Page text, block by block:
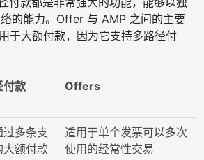
的能力。Offer 与 AMP 之间的主要
于大额付款，因为它支持多路径付
付款
Offers
多条支
额付款
适用于单个发票可以多次
使用的经常性交易